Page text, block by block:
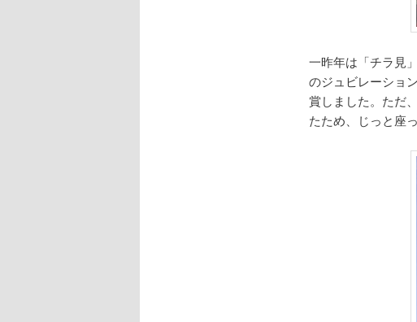
一昨年は「チラ見
のジュビレーショ
賞しました。ただ
たため、じっと座